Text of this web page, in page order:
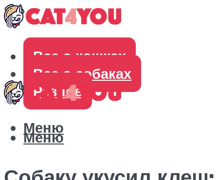
Все о кошках
Все о собаках
Разное
Меню
Меню